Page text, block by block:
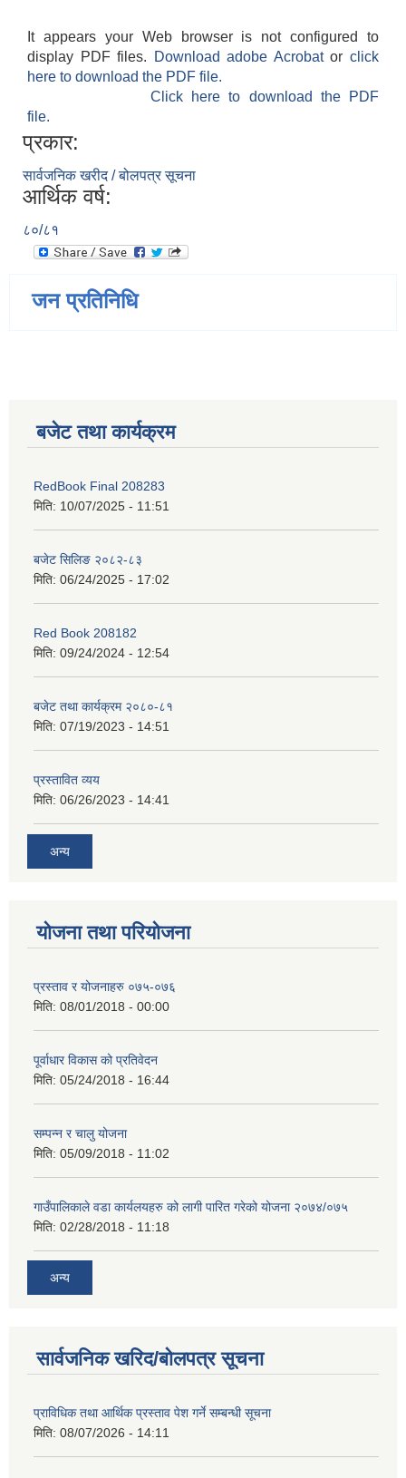
It appears your Web browser is not configured to
display PDF files.
Download adobe Acrobatorclick
here to download the PDF file.
Click here to download the PDF
file.
प्रकार:
सार्वजनिक खरीद / बोलपत्र सूचना
आर्थिक वर्ष:
८०/८१
जन प्रतिनिधि
बजेट तथा कार्यक्रम
RedBook Final 208283
मिति: 10/07/2025 - 11:51
बजेट सिलिङ २०८२-८३
मिति: 06/24/2025 - 17:02
Red Book 208182
मिति: 09/24/2024 - 12:54
बजेट तथा कार्यक्रम २०८०-८१
मिति: 07/19/2023 - 14:51
प्रस्तावित व्यय
मिति: 06/26/2023 - 14:41
अन्य
योजना तथा परियोजना
प्रस्ताव र योजनाहरु ०७५-०७६
मिति: 08/01/2018 - 00:00
पूर्वाधार विकास को प्रतिवेदन
मिति: 05/24/2018 - 16:44
सम्पन्न र चालु योजना
मिति: 05/09/2018 - 11:02
गाउँपालिकाले वडा कार्यलयहरु को लागी पारित गरेको योजना २०७४/०७५
मिति: 02/28/2018 - 11:18
अन्य
सार्वजनिक खरिद/बोलपत्र सूचना
प्राविधिक तथा आर्थिक प्रस्ताव पेश गर्ने सम्बन्धी सूचना
मिति: 08/07/2026 - 14:11